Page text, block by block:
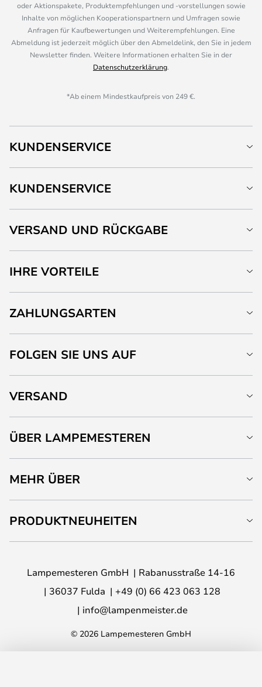
oder Aktionspakete, Produktempfehlungen und -vorstellungen sowie
Inhalte von möglichen Kooperationspartnern und Umfragen sowie
Anfragen für Kaufbewertungen und Weiterempfehlungen. Eine
Abmeldung ist jederzeit möglich über den Abmeldelink, den Sie in jedem
Newsletter finden. Weitere Informationen erhalten Sie in der
Datenschutzerklärung.
*Ab einem Mindestkaufpreis von 249 €.
KUNDENSERVICE
KUNDENSERVICE
VERSAND UND RÜCKGABE
IHRE VORTEILE
ZAHLUNGSARTEN
FOLGEN SIE UNS AUF
VERSAND
ÜBER LAMPEMESTEREN
MEHR ÜBER
PRODUKTNEUHEITEN
Lampemesteren GmbH
Rabanusstraße 14-16
36037 Fulda
+49 (0) 66 423 063 128
info@lampenmeister.de
© 2026 Lampemesteren GmbH